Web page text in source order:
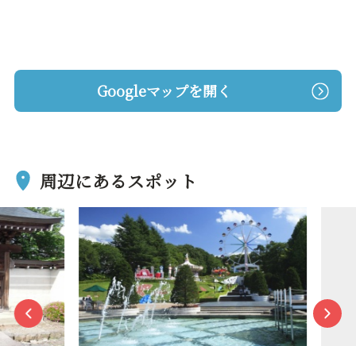
Googleマップを開く
周辺にあるスポット